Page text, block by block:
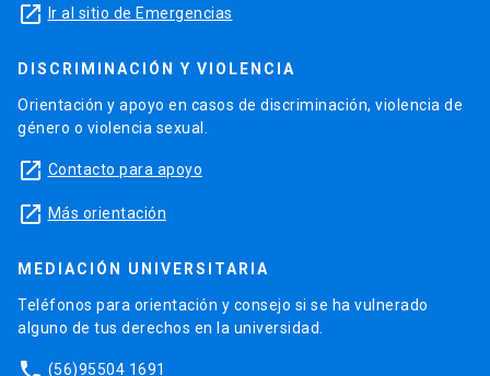
launch Ir al sitio de Emergencias
DISCRIMINACIÓN Y VIOLENCIA
Orientación y apoyo en casos de discriminación, violencia de
género o violencia sexual.
launch Contacto para apoyo
launch Más orientación
MEDIACIÓN UNIVERSITARIA
Teléfonos para orientación y consejo si se ha vulnerado
alguno de tus derechos en la universidad.
(56)95504 1691